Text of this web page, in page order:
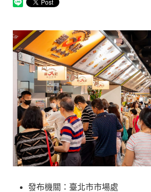
發布機關：臺北市市場處